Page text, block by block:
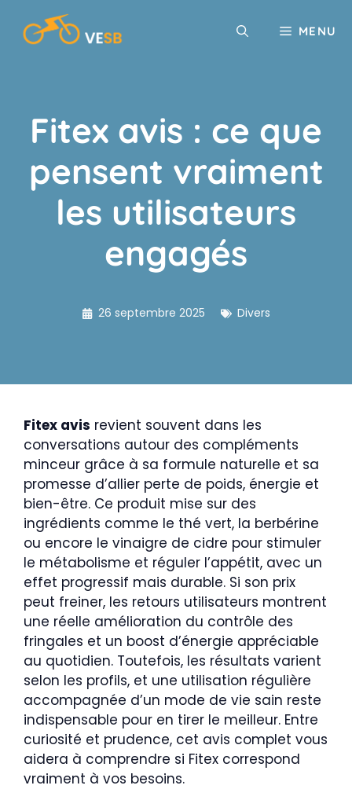
contenu
MENU
Fitex avis : ce que
pensent vraiment
les utilisateurs
engagés
26 septembre 2025 Divers
Fitex avis revient souvent dans les
conversations autour des compléments
minceur grâce à sa formule naturelle et sa
promesse d’allier perte de poids, énergie et
bien-être. Ce produit mise sur des
ingrédients comme le thé vert, la berbérine
ou encore le vinaigre de cidre pour stimuler
le métabolisme et réguler l’appétit, avec un
effet progressif mais durable. Si son prix
peut freiner, les retours utilisateurs montrent
une réelle amélioration du contrôle des
fringales et un boost d’énergie appréciable
au quotidien. Toutefois, les résultats varient
selon les profils, et une utilisation régulière
accompagnée d’un mode de vie sain reste
indispensable pour en tirer le meilleur. Entre
curiosité et prudence, cet avis complet vous
aidera à comprendre si Fitex correspond
vraiment à vos besoins.